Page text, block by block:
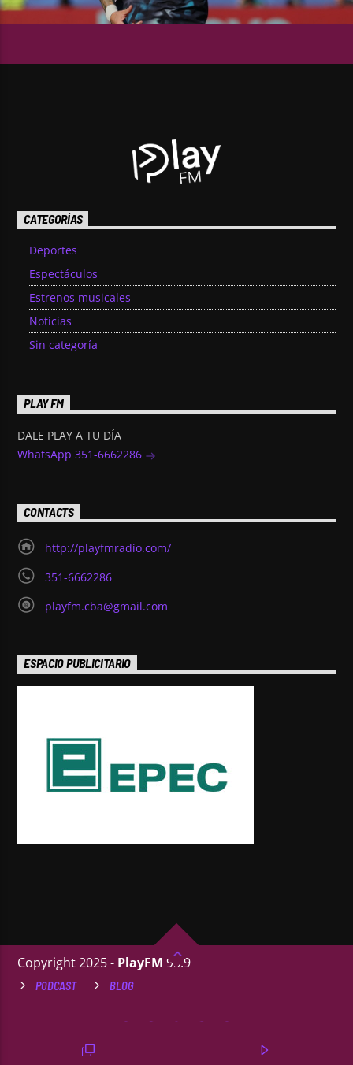
CATEGORÍAS
Deportes
Espectáculos
Estrenos musicales
Noticias
Sin categoría
PLAY FM
DALE PLAY A TU DÍA
WhatsApp 351-6662286
CONTACTS
http://playfmradio.com/
351-6662286
playfm.cba@gmail.com
ESPACIO PUBLICITARIO
Copyright 2025 - PlayFM 95.9
PODCAST BLOG